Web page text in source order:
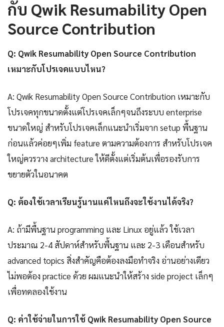
กับ Qwik Resumability Open
Source Contribution
Q: Qwik Resumability Open Source Contribution
เหมาะกับโปรเจคแบบไหน?
A: Qwik Resumability Open Source Contribution เหมาะกับ
โปรเจคทุกขนาดตั้งแต่โปรเจคเล็กๆจนถึงระบบ enterprise
ขนาดใหญ่ สำหรับโปรเจคเล็กแนะนำเริ่มจาก setup พื้นฐาน
ก่อนแล้วค่อยๆเพิ่ม feature ตามความต้องการ สำหรับโปรเจค
ใหญ่ควรวาง architecture ให้ดีตั้งแต่เริ่มต้นเพื่อรองรับการ
ขยายตัวในอนาคต
Q: ต้องใช้เวลาเรียนรู้นานแค่ไหนถึงจะใช้งานได้จริง?
A: ถ้ามีพื้นฐาน programming และ Linux อยู่แล้ว ใช้เวลา
ประมาณ 2-4 สัปดาห์สำหรับพื้นฐาน และ 2-3 เดือนสำหรับ
advanced topics สิ่งสำคัญคือต้องลงมือทำจริง อ่านอย่างเดียว
ไม่พอต้อง practice ด้วย ผมแนะนำให้สร้าง side project เล็กๆ
เพื่อทดลองใช้งาน
Q: ค่าใช้จ่ายในการใช้ Qwik Resumability Open Source